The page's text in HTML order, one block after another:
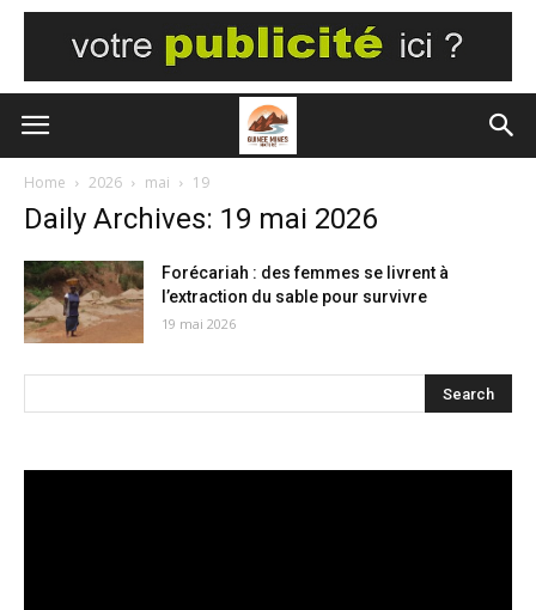
Home 2026 mai 19
Daily Archives: 19 mai 2026
Forécariah : des femmes se livrent à
l’extraction du sable pour survivre
19 mai 2026